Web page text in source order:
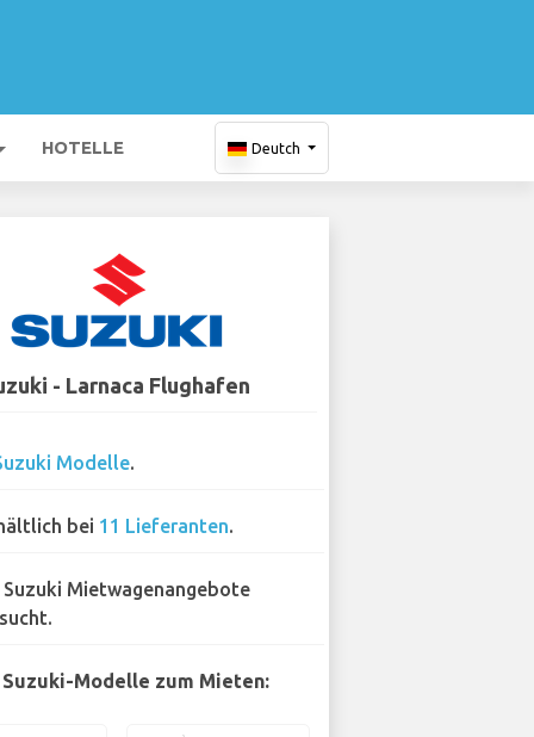
HOTELLE Deutch
- Larnaca Flughafen
Modelle.
bei 11 Lieferanten.
Suzuki Mietwagenangebote
Modelle zum Mieten: